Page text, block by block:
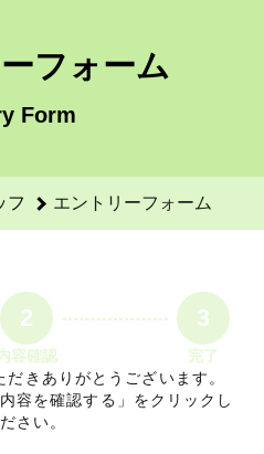
フォーム
Form
フ エントリーフォーム
2
容確認
3
完了
きありがとうございます。
容を確認する」をクリックし
さい。